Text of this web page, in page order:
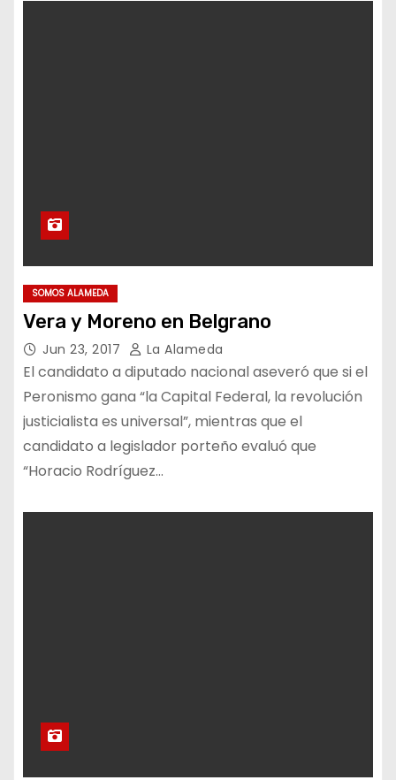
SOMOS ALAMEDA
Vera y Moreno en Belgrano
Jun 23, 2017 La Alameda
El candidato a diputado nacional aseveró que si el
Peronismo gana “la Capital Federal, la revolución
justicialista es universal”, mientras que el
candidato a legislador porteño evaluó que
“Horacio Rodríguez…